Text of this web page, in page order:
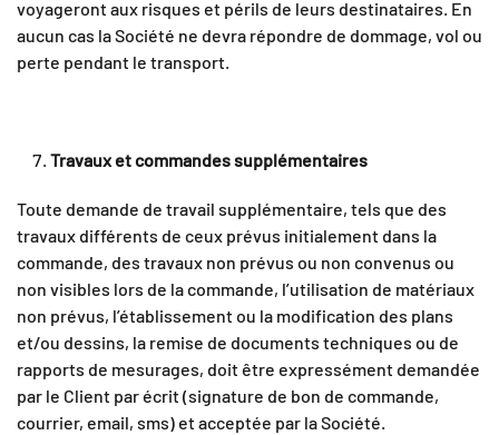
voyageront aux risques et périls de leurs destinataires. En
aucun cas la Société ne devra répondre de dommage, vol ou
perte pendant le transport.
Travaux et commandes supplémentaires
Toute demande de travail supplémentaire, tels que des
travaux différents de ceux prévus initialement dans la
commande, des travaux non prévus ou non convenus ou
non visibles lors de la commande, l’utilisation de matériaux
non prévus, l’établissement ou la modification des plans
et/ou dessins, la remise de documents techniques ou de
rapports de mesurages, doit être expressément demandée
par le Client par écrit (signature de bon de commande,
courrier, email, sms) et acceptée par la Société.